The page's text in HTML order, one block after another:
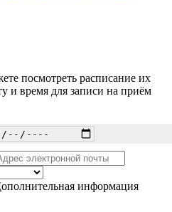
посмотреть расписание их
и время для записи на приём
информация